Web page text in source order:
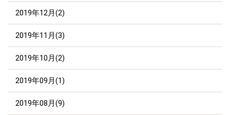
2019年12月(2)
2019年11月(3)
2019年10月(2)
2019年09月(1)
2019年08月(9)